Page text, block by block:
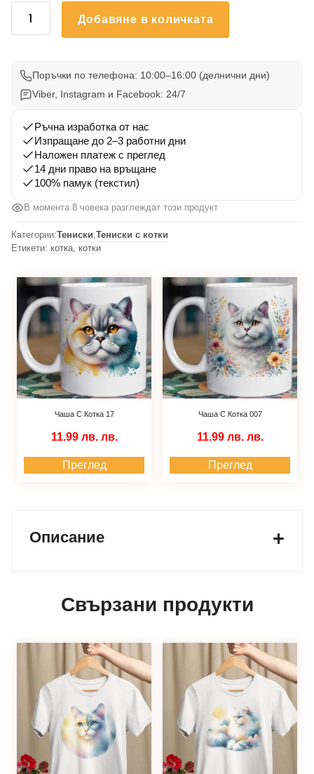
количество
котка
Добавяне в количката
Поръчки по телефона: 10:00–16:00 (делнични дни)
Viber, Instagram и Facebook: 24/7
Ръчна изработка от нас
Изпращане до 2–3 работни дни
Наложен платеж с преглед
14 дни право на връщане
100% памук (текстил)
В момента 8 човека разглеждат този продукт
Категории:Тениски,Тениски с котки
Етикети: котка, котки
Чаша С Котка 17
11.99 лв. лв.
Преглед
Чаша С Котка 007
11.99 лв. лв.
Преглед
Описание
Свързани продукти